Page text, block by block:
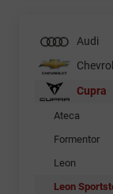
Audi
Cupra
Ateca
Formentor
Leon
Leon